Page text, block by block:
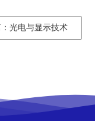
光电与显示技术